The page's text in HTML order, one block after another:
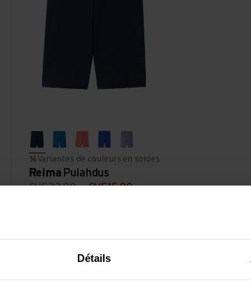
Détails
navycool bluemisty red
sparkly blue
blooming lilac
Variantes de couleurs en soldes
Reima Pulahdus
CHF22,90 CHF15,90